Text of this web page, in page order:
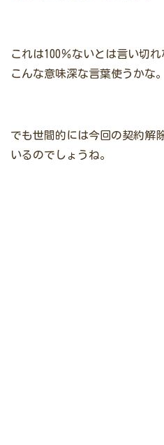
これは100％ないとは言い切れ
こんな意味深な言葉使うかな
でも世間的には今回の契約解
いるのでしょうね。